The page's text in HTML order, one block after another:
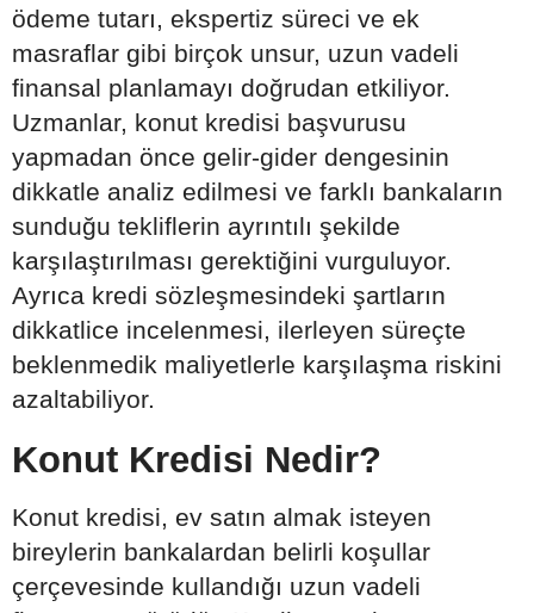
ödeme tutarı, ekspertiz süreci ve ek
masraflar gibi birçok unsur, uzun vadeli
finansal planlamayı doğrudan etkiliyor.
Uzmanlar, konut kredisi başvurusu
yapmadan önce gelir-gider dengesinin
dikkatle analiz edilmesi ve farklı bankaların
sunduğu tekliflerin ayrıntılı şekilde
karşılaştırılması gerektiğini vurguluyor.
Ayrıca kredi sözleşmesindeki şartların
dikkatlice incelenmesi, ilerleyen süreçte
beklenmedik maliyetlerle karşılaşma riskini
azaltabiliyor.
Konut Kredisi Nedir?
Konut kredisi, ev satın almak isteyen
bireylerin bankalardan belirli koşullar
çerçevesinde kullandığı uzun vadeli